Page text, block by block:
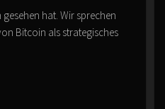
hat. Wir sprechen
Bitcoin als strategisches